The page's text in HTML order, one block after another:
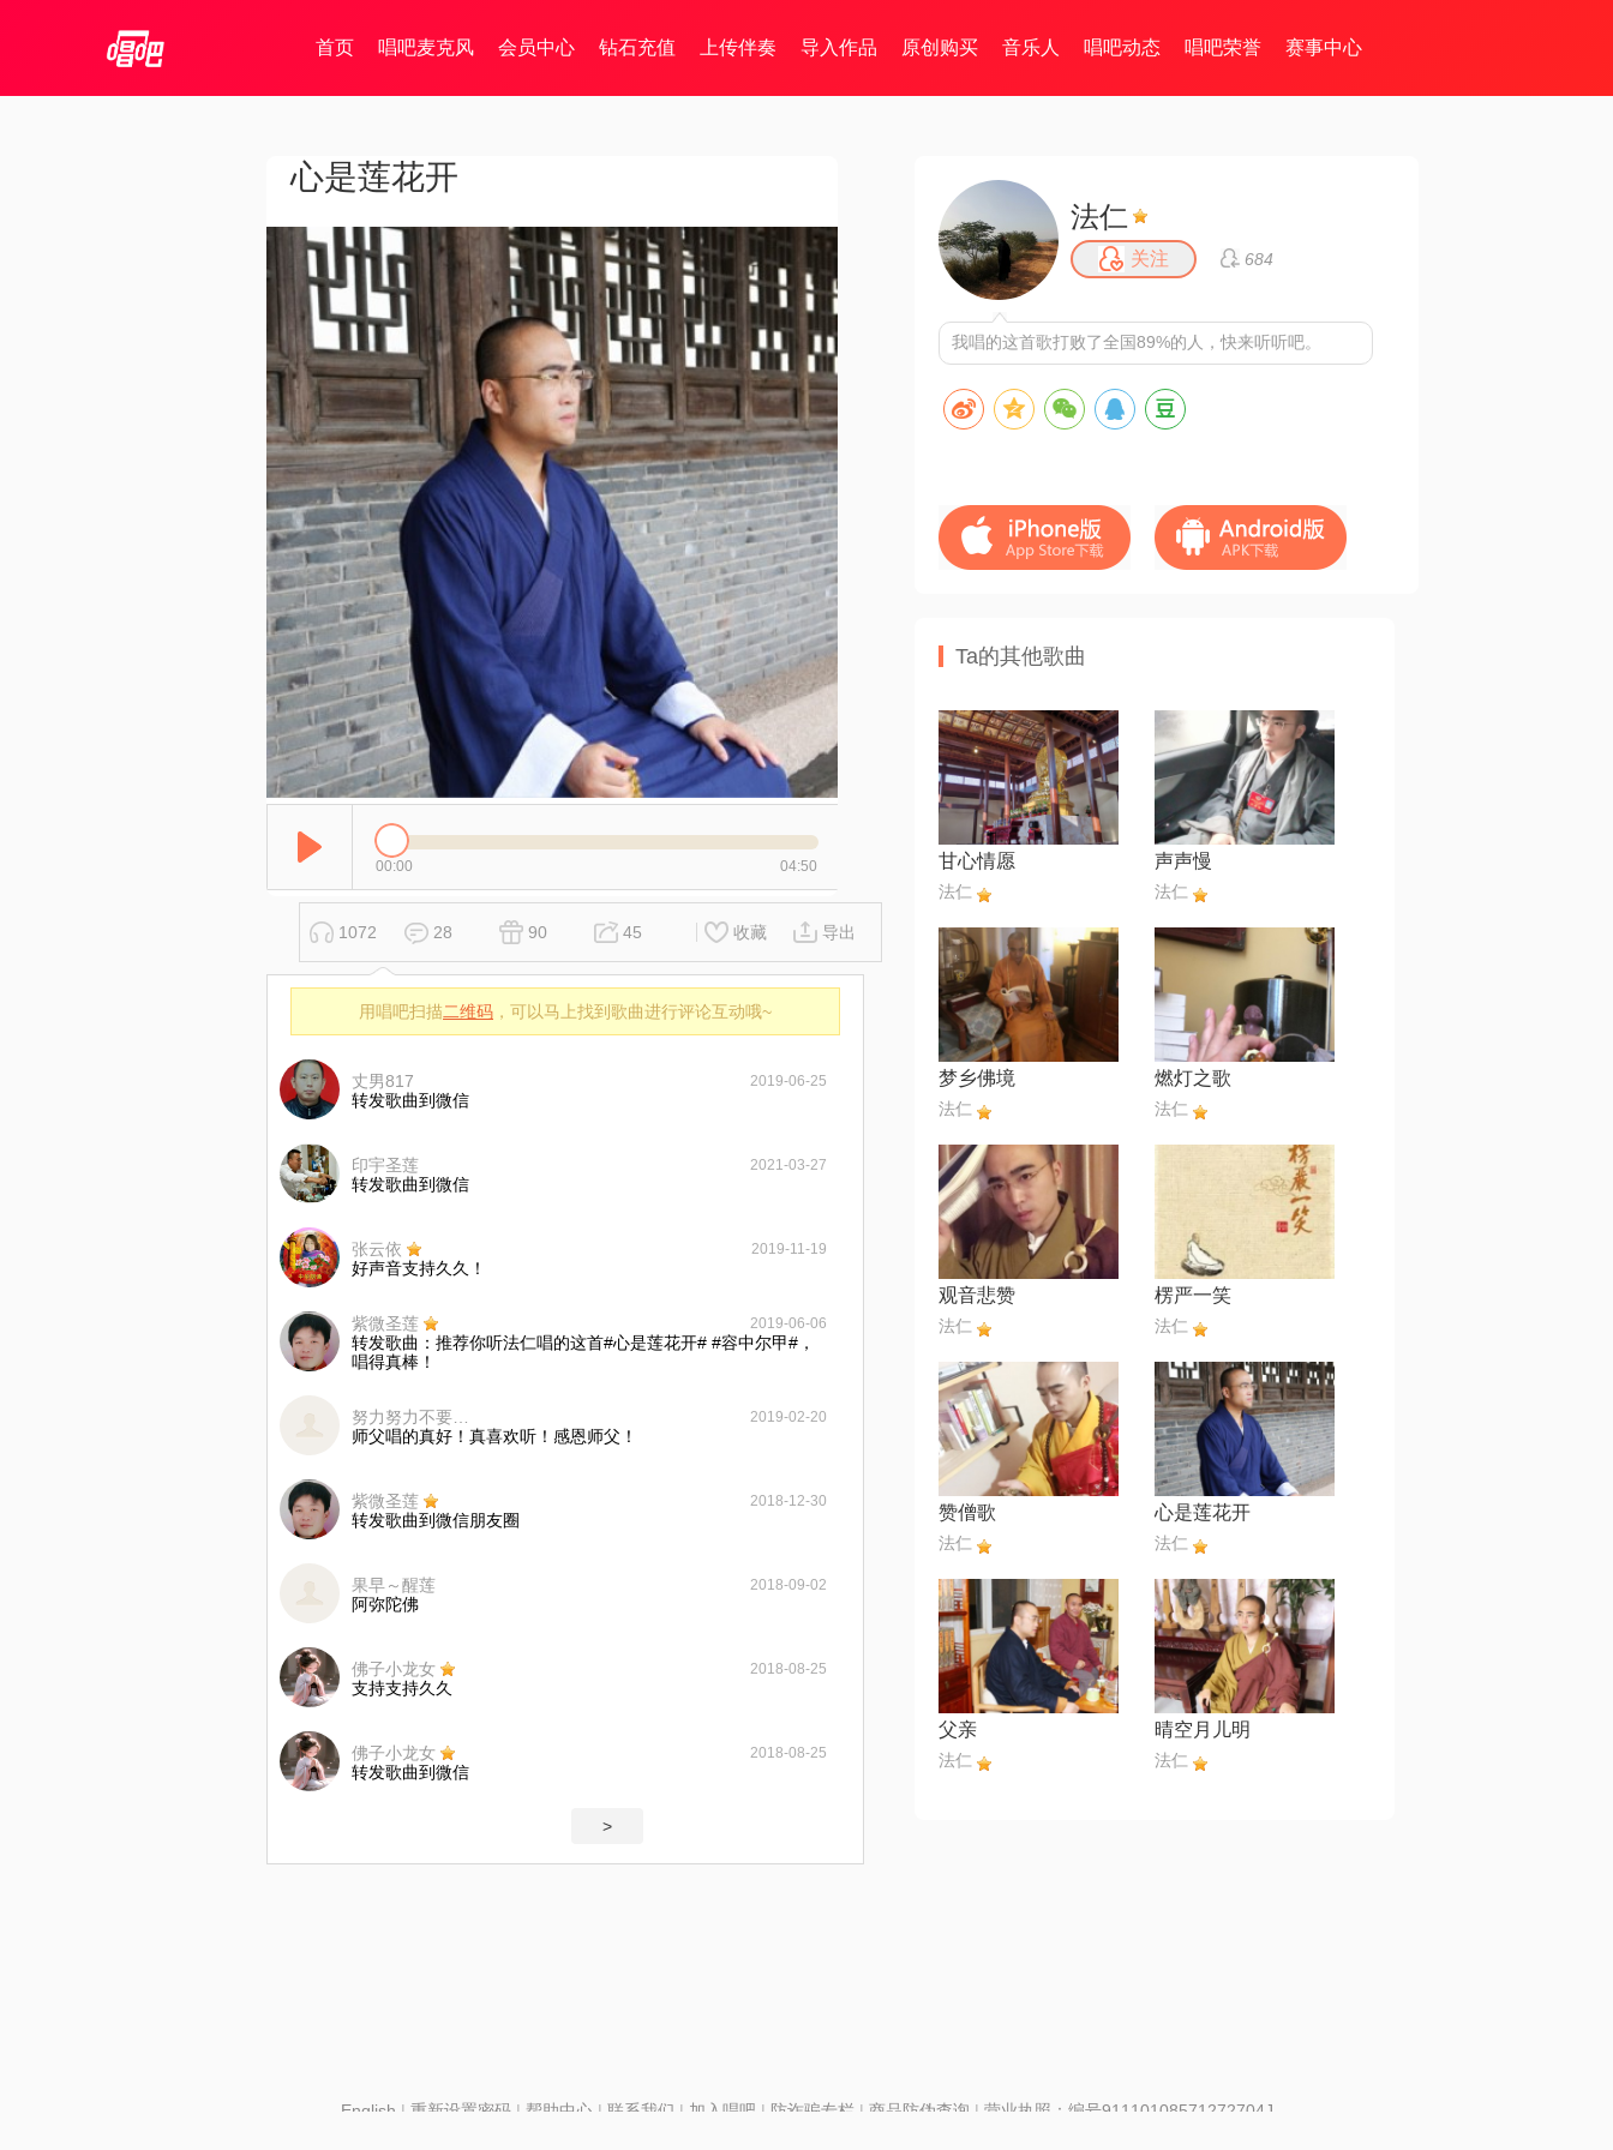
首页 唱吧麦克风 会员中心 钻石充值 上传伴奏 导入作品 原创购买 音乐人 唱吧动态 唱吧荣誉 赛事中心
心是莲花开
00:00 04:50
1072 28 90 45 收藏 导出
用唱吧扫描二维码 ，可以马上找到歌曲进行评论互动哦~
丈男817 2019-06-25
转发歌曲到微信
印宇圣莲 2021-03-27
转发歌曲到微信
张云依 2019-11-19
好声音支持久久！
紫微圣莲 2019-06-06
转发歌曲：推荐你听法仁唱的这首#心是莲花开# #容中尔甲#，
唱得真棒！
2019-02-20
师父唱的真好！真喜欢听！感恩师父！
紫微圣莲 2018-12-30
转发歌曲到微信朋友圈
果早～醒莲 2018-09-02
阿弥陀佛
佛子小龙女 2018-08-25
支持支持久久
佛子小龙女 2018-08-25
转发歌曲到微信
>
法仁
关注 684
我唱的这首歌打败了全国89%的人，快来听听吧。
Ta的其他歌曲
甘心情愿
法仁
声声慢
法仁
梦乡佛境
法仁
燃灯之歌
法仁
观音悲赞
法仁
楞严一笑
法仁
赞僧歌
法仁
心是莲花开
法仁
父亲
法仁
晴空月儿明
法仁
English | 重新设置密码| 帮助中心 | 联系我们 | 加入唱吧 | 防诈骗专栏 | 商品防伪查询 | 营业执照：编号91110108571272704J